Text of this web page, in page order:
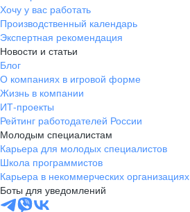
Хочу у вас работать
Производственный календарь
Экспертная рекомендация
Новости и статьи
Блог
О компаниях в игровой форме
Жизнь в компании
ИТ-проекты
Рейтинг работодателей России
Молодым специалистам
Карьера для молодых специалистов
Школа программистов
Карьера в некоммерческих организациях
Боты для уведомлений